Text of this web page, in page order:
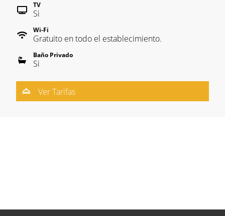
TV
Si
Wi-Fi
Gratuito en todo el establecimiento.
Baño Privado
Si
Ver Tarifas